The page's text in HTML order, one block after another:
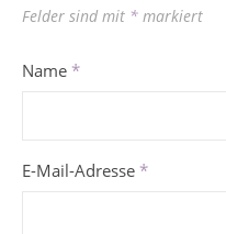
Felder sind mit * markiert
Name *
E-Mail-Adresse *